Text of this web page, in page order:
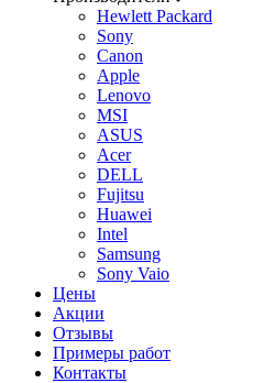
Hewlett Packard
Sony
Canon
Apple
Lenovo
MSI
ASUS
Acer
DELL
Fujitsu
Huawei
Intel
Samsung
Sony Vaio
Цены
Акции
Отзывы
Примеры работ
Контакты